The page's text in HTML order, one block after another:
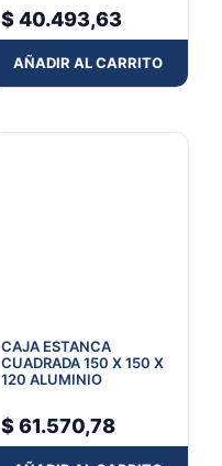
$40.493,63
AÑADIR AL CARRITO
CAJA ESTANCA
CUADRADA 150 X 150 X
120 ALUMINIO
$61.570,78